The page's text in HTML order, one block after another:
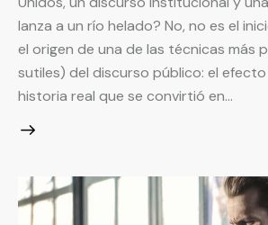
lanza a un río helado? No, no es el
el origen de una de las técnicas más
sutiles) del discurso público: el efecto
historia real que se convirtió en…